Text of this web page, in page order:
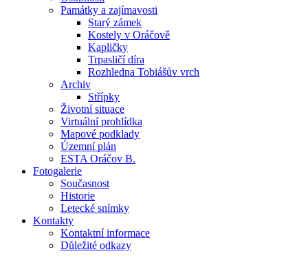
Památky a zajímavosti
Starý zámek
Kostely v Oráčově
Kapličky
Trpasličí díra
Rozhledna Tobiášův vrch
Archiv
Střípky
Životní situace
Virtuální prohlídka
Mapové podklady
Územní plán
ESTA Oráčov B.
Fotogalerie
Současnost
Historie
Letecké snímky
Kontakty
Kontaktní informace
Důležité odkazy